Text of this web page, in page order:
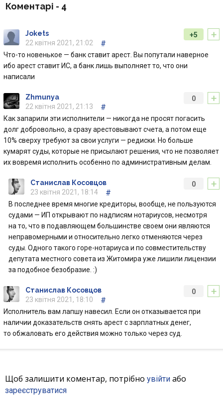
Коментарі - 4
+
+5
Jokets
22 квітня 2021, 21:02
#
Что-то новенькое — банк ставит арест. Вы попутали наверное
ибо арест ставит ИС, а банк лишь выполняет то, что они
написали
+
0
Zhmunya
22 квітня 2021, 21:13
#
Как запарили эти исполнители — никогда не просят погасить
долг добровольно, а сразу арестовывают счета, а потом еще
10% сверху требуют за свои услуги — редиски. Но больше
кумарят суды, которые не присылают решения, что не позволяет
их вовремя исполнить особенно по административным делам.
+
0
Станислав Косовцов
23 квітня 2021, 18:14
#
В последнее время многие кредиторы, вообще, не пользуются
судами — ИП открывают по надписям нотариусов, несмотря
на то, что в подавляющем большинстве своем они являются
неправомерными и относительно легко отменяются через
суды. Одного такого горе-нотариуса и по совместительству
депутата местного совета из Житомира уже лишили лицензии
за подобное безобразие. :)
+
0
Станислав Косовцов
23 квітня 2021, 18:10
#
Исполнитель вам лапшу навесил. Если он отказывается при
наличии доказательств снять арест с зарплатных денег,
то обжаловать его действия можно только через суд.
Щоб залишити коментар, потрібно увійти або
зареєструватися